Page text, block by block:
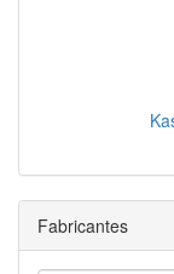
Fabricantes